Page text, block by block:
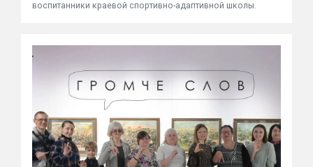
воспитанники краевой спортивно-адаптивной школы.